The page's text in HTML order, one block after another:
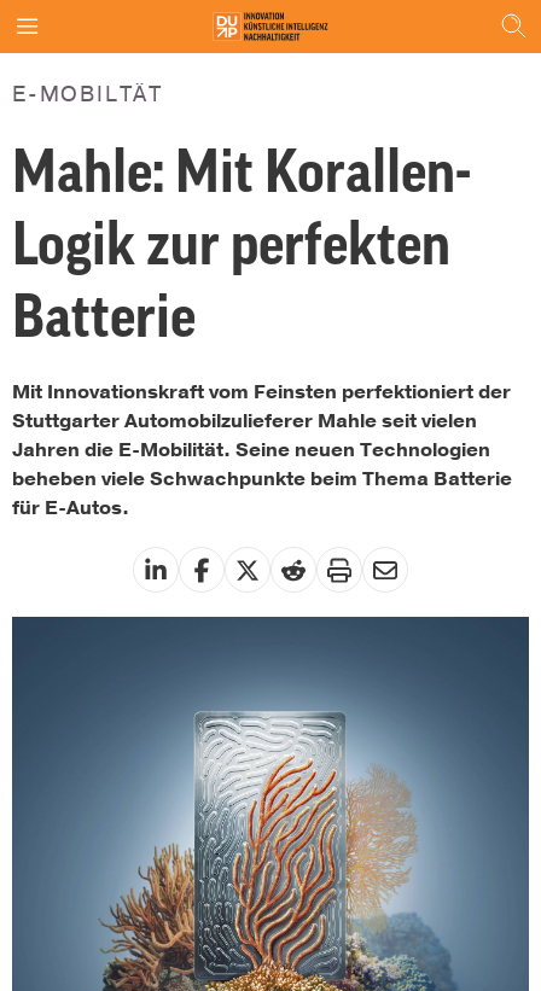
E-MOBILTÄT
Mahle: Mit Korallen-
Logik zur perfekten
Batterie
Mit Innovationskraft vom Feinsten perfektioniert der
Stuttgarter Automobilzulieferer Mahle seit vielen
Jahren die E-Mobilität. Seine neuen Technologien
beheben viele Schwachpunkte beim Thema Batterie
für E-Autos.